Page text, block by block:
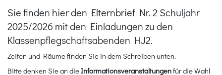
Sie finden hier den Elternbrief Nr. 2 Schuljahr
2025/2026 mit den Einladungen zu den
Klassenpflegschaftsabenden HJ2.
Zeiten und Räume finden Sie in dem Schreiben unten.
Bitte denken Sie an dieInformationsveranstaltungenfür die Wahl